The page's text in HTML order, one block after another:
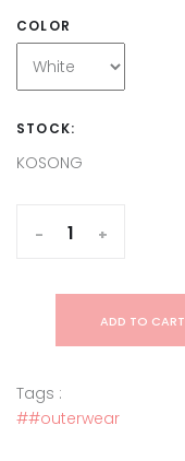
COLOR
STOCK:
KOSONG
- +
ADD TO CART
Tags :
##outerwear